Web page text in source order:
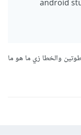
والخطا زي ما هو ما